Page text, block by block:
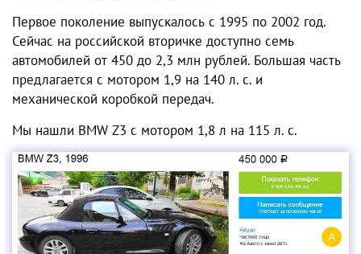
Первое поколение выпускалось с 1995 по 2002 год.
Сейчас на российской вторичке доступно семь
автомобилей от 450 до 2,3 млн рублей. Большая часть
предлагается с мотором 1,9 на 140 л. с. и
механической коробкой передач.
Мы нашли BMW Z3 с мотором 1,8 л на 115 л. с.